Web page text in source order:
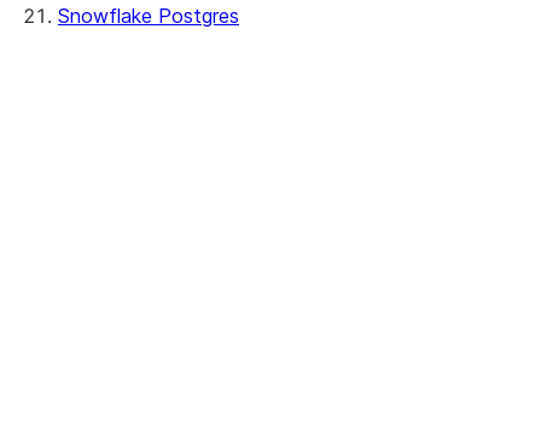
Snowflake Postgres